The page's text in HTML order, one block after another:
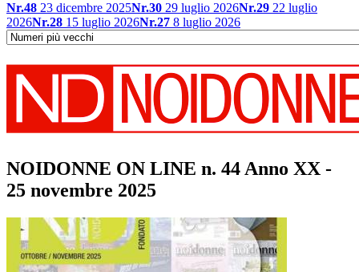
Nr.48 23 dicembre 2025Nr.30 29 luglio 2026Nr.29 22 luglio
2026Nr.28 15 luglio 2026Nr.27 8 luglio 2026
NOIDONNE ON LINE n. 44 Anno XX -
25 novembre 2025